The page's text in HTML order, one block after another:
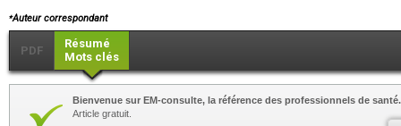
⁎Auteur correspondant
PDF
Résumé
Mots clés
Bienvenue sur EM-consulte, la référence des professionnels de santé.
Article gratuit.